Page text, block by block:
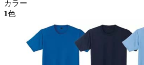
カラー
1色